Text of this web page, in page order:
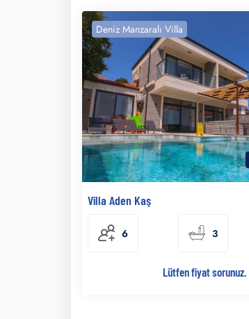
Deniz Manzaralı Villa
Villa Aden Kaş
6 3
Lütfen fiyat sorunuz.